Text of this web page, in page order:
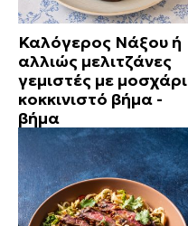
Καλόγερος Νάξου ή
αλλιώς μελιτζάνες
γεμιστές με μοσχάρι
κοκκινιστό βήμα -
βήμα